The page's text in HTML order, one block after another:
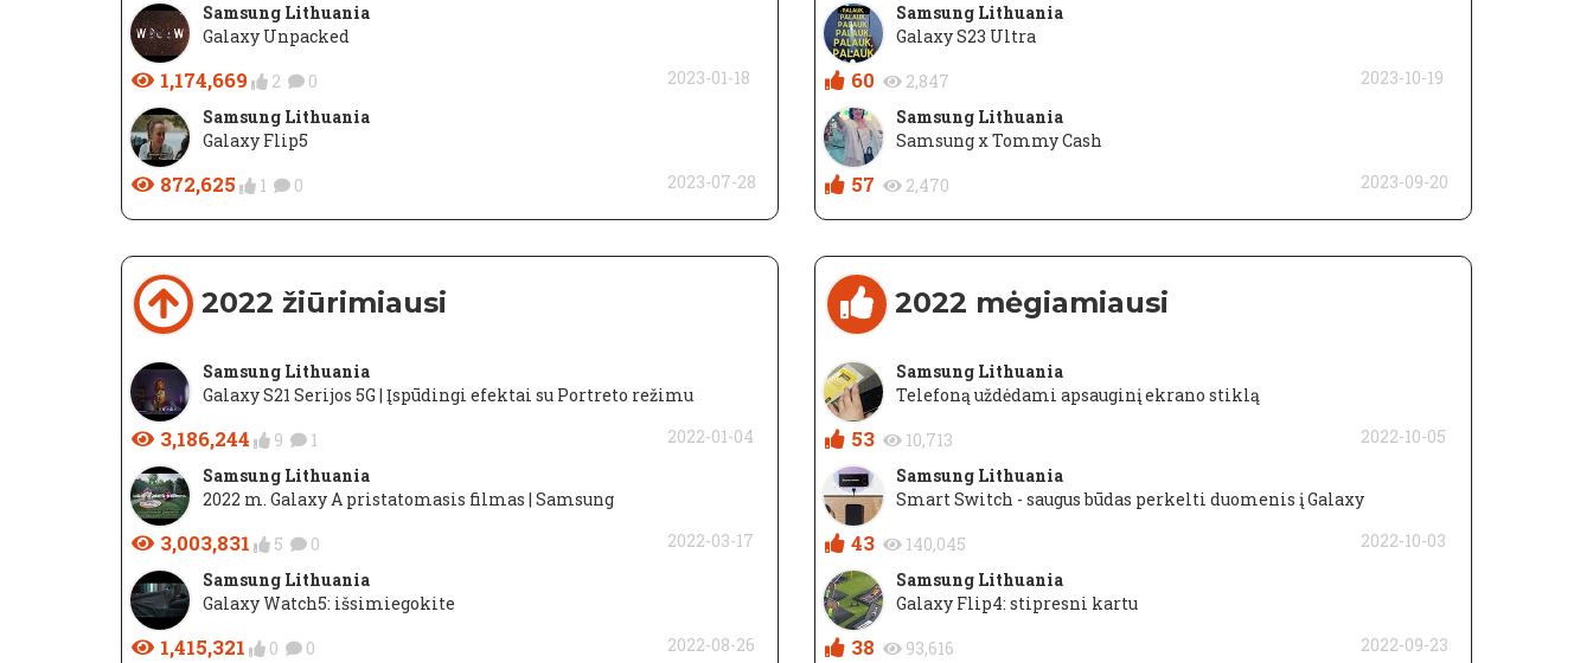
Samsung Lithuania
Galaxy Unpacked
1,174,669 2 0
2023-01-18
Samsung Lithuania
Galaxy Flip5
872,625 1 0 2023-07-28
Samsung Lithuania
Galaxy S23 Ultra
60 2,847
2023-10-19
Samsung Lithuania
Samsung x Tommy Cash
57 2,470 2023-09-20
2022 žiūrimiausi
Samsung Lithuania
Galaxy S21 Serijos 5G | Įspūdingi efektai su Portreto režimu
3,186,244 9 1
2022-01-04
Samsung Lithuania
2022 m. Galaxy A pristatomasis filmas | Samsung
3,003,831 5 0
2022-03-17
Samsung Lithuania
Galaxy Watch5: išsimiegokite
1,415,321 0 0 2022-08-26
2022 mėgiamiausi
Samsung Lithuania
Telefoną uždėdami apsauginį ekrano stiklą
53 10,713
2022-10-05
Samsung Lithuania
Smart Switch - saugus būdas perkelti duomenis į Galaxy
43 140,045
2022-10-03
Samsung Lithuania
Galaxy Flip4: stipresni kartu
38 93,616 2022-09-23